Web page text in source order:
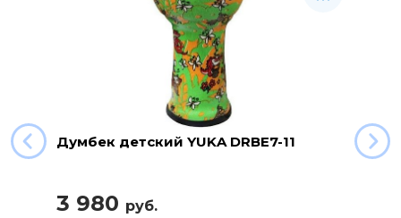
Думбек детский YUKA DRBE7-11
3 980 руб.